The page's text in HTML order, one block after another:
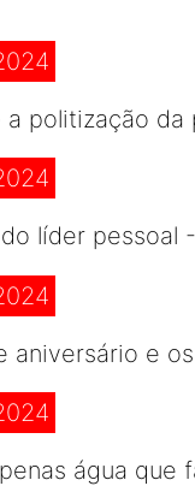
a politização
líder pessoal
aniversário e
água que